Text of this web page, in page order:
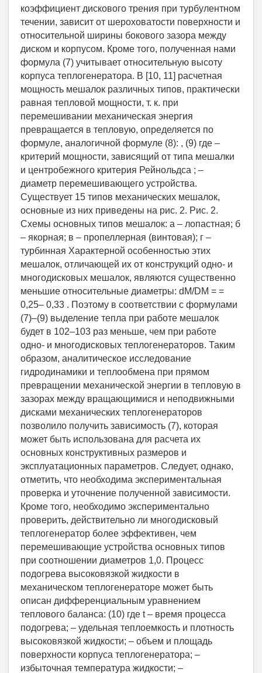
коэффициент дискового трения при турбулентном
течении, зависит от шероховатости поверхности и
относительной ширины бокового зазора между
диском и корпусом. Кроме того, полученная нами
формула (7) учитывает относительную высоту
корпуса теплогенератора. В [10, 11] расчетная
мощность мешалок различных типов, практически
равная тепловой мощности, т. к. при
перемешивании механическая энергия
превращается в тепловую, определяется по
формуле, аналогичной формуле (8): , (9) где –
критерий мощности, зависящий от типа мешалки
и центробежного критерия Рейнольдса ; –
диаметр перемешивающего устройства.
Существует 15 типов механических мешалок,
основные из них приведены на рис. 2. Рис. 2.
Схемы основных типов мешалок: а – лопастная; б
– якорная; в – пропеллерная (винтовая); г –
турбинная Характерной особенностью этих
мешалок, отличающей их от конструкций одно- и
многодисковых мешалок, являются существенно
меньшие относительные диаметры: dМ/DМ = =
0,25– 0,33 . Поэтому в соответствии с формулами
(7)–(9) выделение тепла при работе мешалок
будет в 102–103 раз меньше, чем при работе
одно- и многодисковых теплогенераторов. Таким
образом, аналитическое исследование
гидродинамики и теплообмена при прямом
превращении механической энергии в тепловую в
зазорах между вращающимися и неподвижными
дисками механических теплогенераторов
позволило получить зависимость (7), которая
может быть использована для расчета их
основных конструктивных размеров и
эксплуатационных параметров. Следует, однако,
отметить, что необходима экспериментальная
проверка и уточнение полученной зависимости.
Кроме того, необходимо экспериментально
проверить, действительно ли многодисковый
теплогенератор более эффективен, чем
перемешивающие устройства основных типов
при соотношении диаметров 1,0. Процесс
подогрева высоковязкой жидкости в
механическом теплогенераторе может быть
описан дифференциальным уравнением
теплового баланса: (10) где t – время процесса
подогрева; – удельная теплоемкость и плотность
высоковязкой жидкости; – объем и площадь
поверхности корпуса теплогенератора; –
избыточная температура жидкости; –